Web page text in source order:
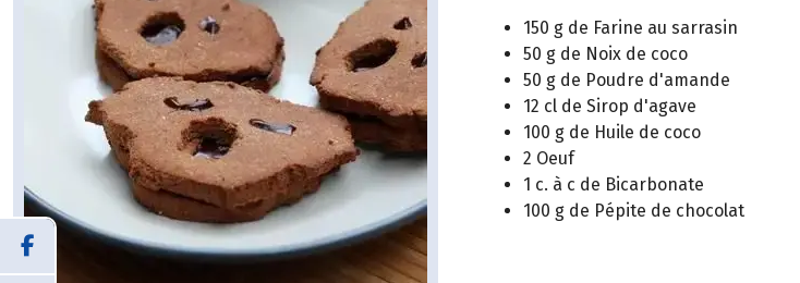
150 g de Farine au sarrasin
50 g de Noix de coco
50 g de Poudre d'amande
12 cl de Sirop d'agave
100 g de Huile de coco
2 Oeuf
1 c. à c de Bicarbonate
100 g de Pépite de chocolat